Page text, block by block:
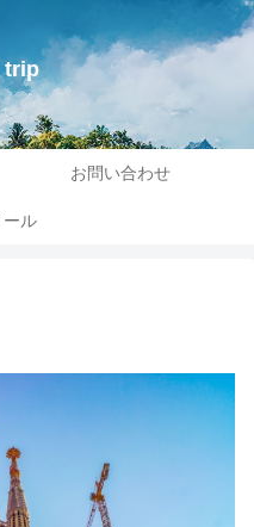
trip
お問い合わせ
ール